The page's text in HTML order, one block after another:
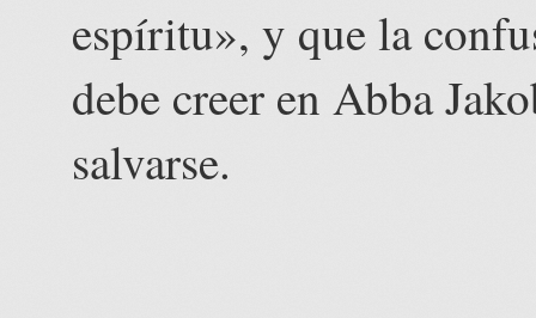
espíritu», y que la
debe creer en Abba
salvarse.